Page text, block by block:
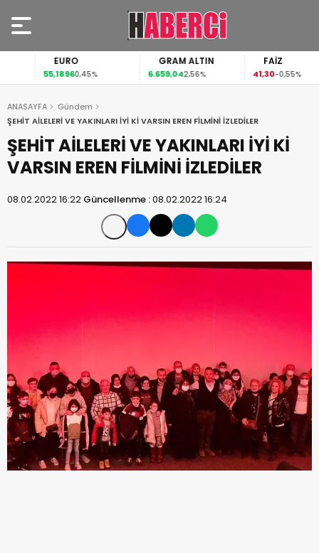
EURO
55,18960,45%
GRAM ALTIN
6.659,042,56%
FAİZ
41,30-0,55%
ANASAYFA
Gündem
ŞEHİT AİLELERİ VE YAKINLARI İYİ Kİ VARSIN EREN FİLMİNİ İZLEDİLER
ŞEHİT AİLELERİ VE YAKINLARI İYİ Kİ
VARSIN EREN FİLMİNİ İZLEDİLER
08.02.2022 16:22 Güncellenme :08.02.2022 16:24